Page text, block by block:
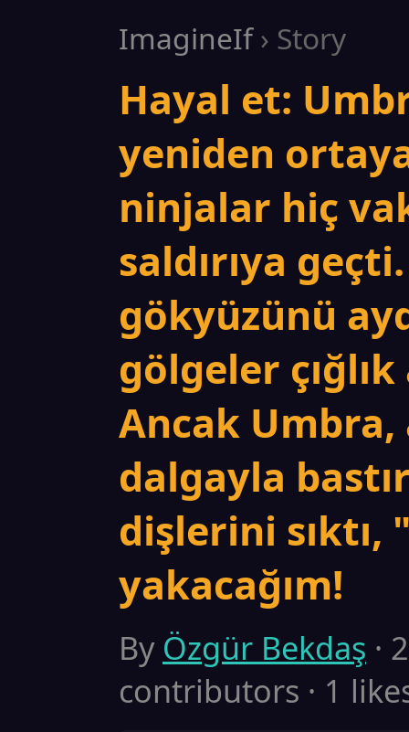
ImagineIf› Story
Hayal et:
yeniden
ninjalar hiç
saldırıya
gökyüzünü
gölgeler
Ancak
dalgayla
dişlerini sıktı,
yakacağım!
By Özgür Bekdaş ·
contributors · 1